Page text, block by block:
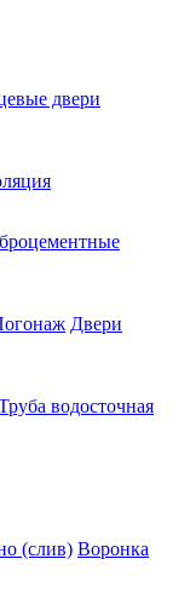
двери
Двери
водосточная
(слив) Воронка